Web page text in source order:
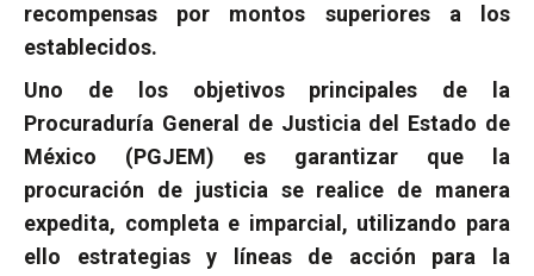
recompensas por montos superiores a los
establecidos.
Uno de los objetivos principales de la
Procuraduría General de Justicia del Estado de
México (PGJEM) es garantizar que la
procuración de justicia se realice de manera
expedita, completa e imparcial, utilizando para
ello estrategias y líneas de acción para la